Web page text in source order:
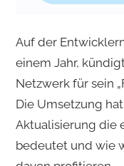
Auf der
einem Jahr,
Netzwerk für sein
Die Umsetzung
Aktualisierung die
bedeutet und wie